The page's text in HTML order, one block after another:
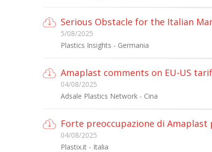
Serious Obstacle for the Italian
5/08/2025
Plastics Insights - Germania
Amaplast comments on EU-US
04/08/2025
Adsale Plastics Network - Cina
Forte preoccupazione di Amaplast
04/08/2025
Plastix.it - Italia